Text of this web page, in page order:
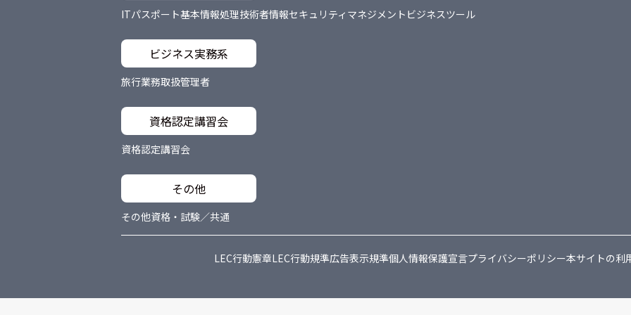
ITパスポート基本情報処理技術者情報セキュリティマネジメント ビジネスツール
ビジネス実務系
旅行業務取扱管理者
資格認定講習会
資格認定講習会
その他
その他資格・試験／共通
LEC行動憲章LEC行動規準広告表示規準個人情報保護宣言プライバシーポリシー本サイトの利